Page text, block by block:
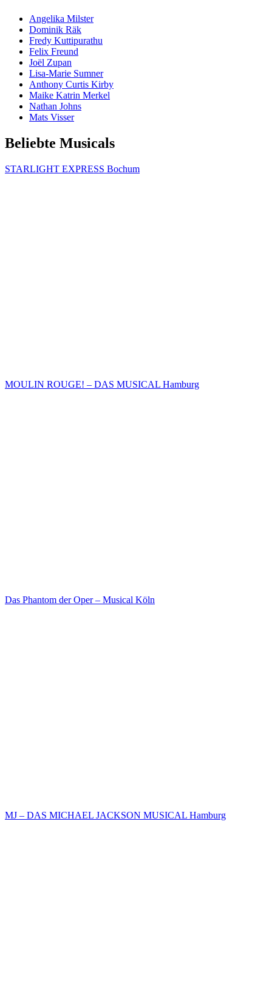
Angelika Milster
Dominik Räk
Fredy Kuttipurathu
Felix Freund
Joël Zupan
Lisa-Marie Sumner
Anthony Curtis Kirby
Maike Katrin Merkel
Nathan Johns
Mats Visser
Beliebte Musicals
STARLIGHT EXPRESS Bochum
MOULIN ROUGE! – DAS MUSICAL Hamburg
Das Phantom der Oper – Musical Köln
MJ – DAS MICHAEL JACKSON MUSICAL Hamburg